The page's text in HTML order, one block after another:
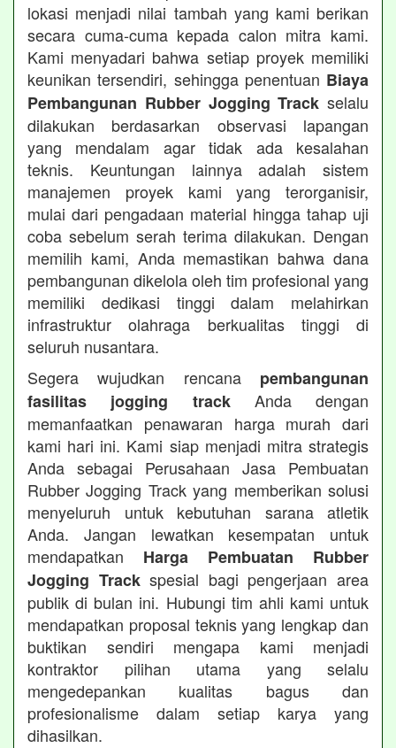
lokasi menjadi nilai tambah yang kami berikan
secara cuma-cuma kepada calon mitra kami.
Kami menyadari bahwa setiap proyek memiliki
keunikan tersendiri, sehingga penentuan Biaya
Pembangunan Rubber Jogging Track selalu
dilakukan berdasarkan observasi lapangan
yang mendalam agar tidak ada kesalahan
teknis. Keuntungan lainnya adalah sistem
manajemen proyek kami yang terorganisir,
mulai dari pengadaan material hingga tahap uji
coba sebelum serah terima dilakukan. Dengan
memilih kami, Anda memastikan bahwa dana
pembangunan dikelola oleh tim profesional yang
memiliki dedikasi tinggi dalam melahirkan
infrastruktur olahraga berkualitas tinggi di
seluruh nusantara.
Segera wujudkan rencana pembangunan
fasilitas jogging trackAnda dengan
memanfaatkan penawaran harga murah dari
kami hari ini. Kami siap menjadi mitra strategis
Anda sebagai Perusahaan Jasa Pembuatan
Rubber Jogging Track yang memberikan solusi
menyeluruh untuk kebutuhan sarana atletik
Anda. Jangan lewatkan kesempatan untuk
mendapatkan Harga Pembuatan Rubber
Jogging Trackspesial bagi pengerjaan area
publik di bulan ini. Hubungi tim ahli kami untuk
mendapatkan proposal teknis yang lengkap dan
buktikan sendiri mengapa kami menjadi
kontraktor pilihan utama yang selalu
mengedepankan kualitas bagus dan
profesionalisme dalam setiap karya yang
dihasilkan.